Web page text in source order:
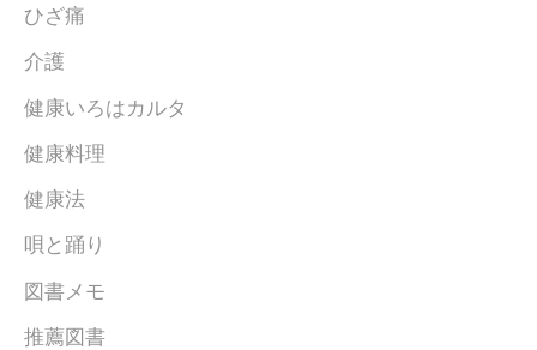
ひざ痛
介護
健康いろはカルタ
健康料理
健康法
唄と踊り
図書メモ
推薦図書